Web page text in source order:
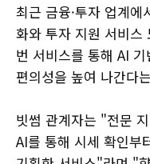
최근 금융·투자 업계
화와 투자 지원 서비스
번 서비스를 통해 AI
편의성을 높여 나간다
빗썸 관계자는 "전문
AI를 통해 시세 확인부